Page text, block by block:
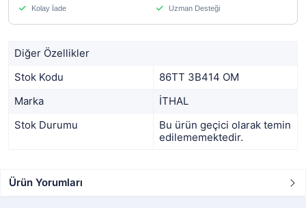
Kolay İade Uzman Desteği
Diğer Özellikler
Stok Kodu
86TT 3B414 OM
Marka
İTHAL
Stok Durumu
Bu ürün geçici olarak temin
edilememektedir.
Ürün Yorumları